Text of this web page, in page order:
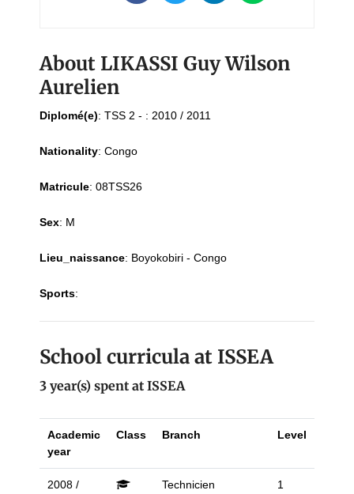
About LIKASSI Guy Wilson
Aurelien
Diplomé(e): TSS 2 - : 2010 / 2011
Nationality: Congo
Matricule: 08TSS26
Sex: M
Lieu_naissance: Boyokobiri - Congo
Sports:
School curricula at ISSEA
3 year(s) spent at ISSEA
Academic
year
Class Branch Level
2008 /
Technicien
1